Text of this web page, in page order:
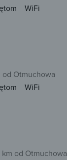
WiFi
od Otmuchowa
WiFi
km od Otmuchowa